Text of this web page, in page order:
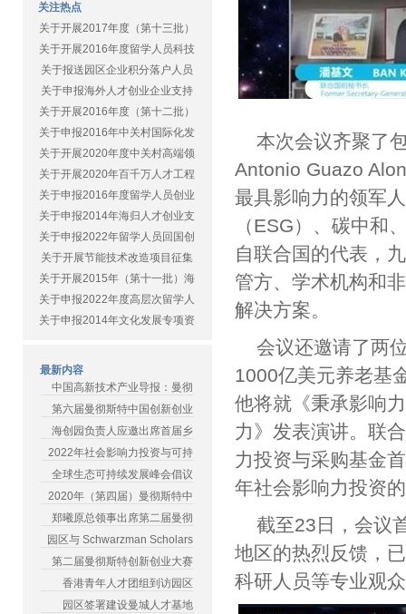
关注热点
关于开展2017年度（第十三批）
关于开展2016年度留学人员科技
关于报送园区企业积分落户人员
关于申报海外人才创业企业支持
关于开展2016年度（第十二批）
关于申报2016年中关村国际化发
关于开展2020年度中关村高端领
关于开展2020年百千万人才工程
关于申报2016年度留学人员创业
关于申报2014年海归人才创业支
关于申报2022年留学人员回国创
关于开展节能技术改造项目征集
关于开展2015年（第十一批）海
关于申报2022年度高层次留学人
关于申报2014年文化发展专项资
最新内容
中国高新技术产业导报：曼彻
第六届曼彻斯特中国创新创业
海创园负责人应邀出席首届乡
2022年社会影响力投资与可持
全球生态可持续发展峰会倡议
2020年（第四届）曼彻斯特中
郑曦原总领事出席第二届曼彻
园区与 Schwarzman Scholars
第二届曼彻斯特创新创业大赛
香港青年人才团组到访园区
园区签署建设曼城人才基地
本次会议齐聚了
Antonio Guazo
最具影响力的领军
（ESG）、碳中和
自联合国的代表，
管方、学术机构和
解决方案。
会议还邀请了两
1000亿美元养老基
他将就《秉承影响
力》发表演讲。联
力投资与采购基金
年社会影响⼒投资
截至23日，会议
地区的热烈反馈，
科研人员等专业观